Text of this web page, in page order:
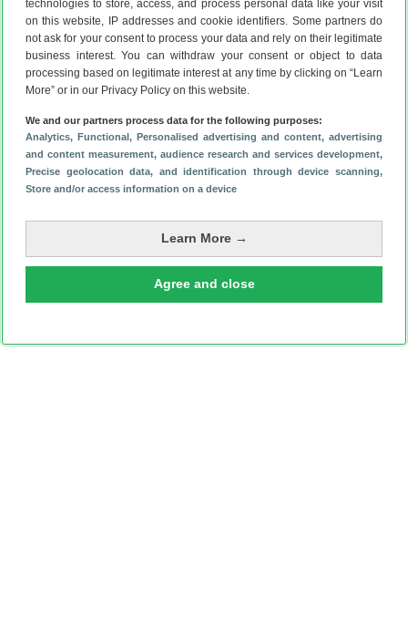
technologies to store, access, and process personal data like your visit
on this website, IP addresses and cookie identifiers. Some partners do
not ask for your consent to process your data and rely on their legitimate
business interest. You can withdraw your consent or object to data
processing based on legitimate interest at any time by clicking on “Learn
More” or in our Privacy Policy on this website.
We and our partners process data for the following purposes:
Analytics, Functional, Personalised advertising and content, advertising
and content measurement, audience research and services development,
Precise geolocation data, and identification through device scanning,
Store and/or access information on a device
Learn More →
Agree and close
Die zou over liefst vier camera’s achterop beschikken.
Lees het laatste nieuws over Samsung
Opinie: de (te) hoge adviesprijzen van Samsung slaan
nergens op (7-8)
Waarom de Samsung Galaxy Z Fold 8 (Ultra) beter is dan
een tablet (ADV)
Samsung Galaxy Z Fold 8 review: bekende vouw, een nieuw
jasje (6-8)
Zien: vouw in scherm Samsung Galaxy Z Fold 8 Ultra wordt
Dit is hoe je je Samsung iets leuks laat zeggen bij het